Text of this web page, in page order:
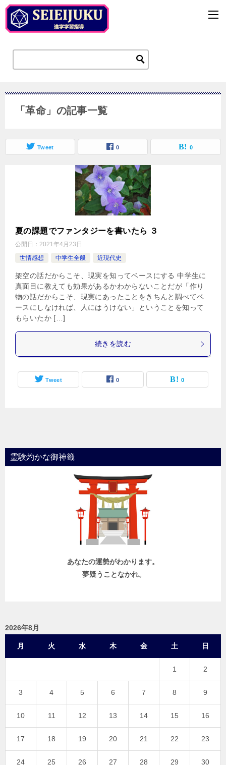
「革命」の記事一覧
Tweet 0 0
夏の課題でファンタジーを書いたら ３
公開日： 2021年4月23日
世情感想
中学生全般 近現代史
架空の話だからこそ、現実を知ってベースにする 中学生に
真面目に教えても効果があるかわからないことだが「作り
物の話だからこそ、現実にあったことをきちんと調べてベ
ースにしなければ、人にはうけない」ということを知って
もらいたか […]
続きを読む
Tweet 0 0
霊験灼かな御神籤
あなたの運勢がわかります。
夢疑うことなかれ。
2026年8月
月 火 水 木 金 土 日
1 2
3 4 5 6 7 8 9
10 11 12 13 14 15 16
17 18 19 20 21 22 23
24 25 26 27 28 29 30